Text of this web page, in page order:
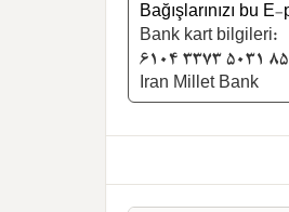
Bağışlarınızı bu
Bank kart bilgileri:
6104 3373 5031
Iran Millet Bank